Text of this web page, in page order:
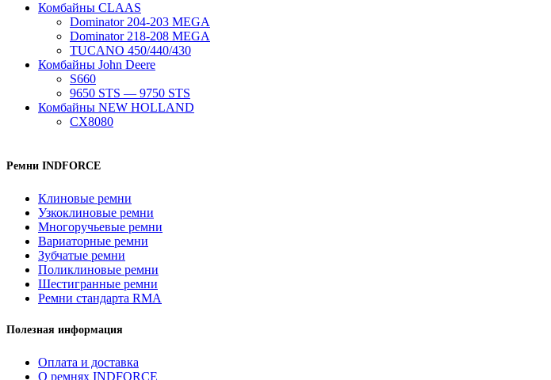
Комбайны CLAAS
Dominator 204-203 MEGA
Dominator 218-208 MEGA
TUCANO 450/440/430
Комбайны John Deere
S660
9650 STS — 9750 STS
Комбайны NEW HOLLAND
CX8080
Ремни INDFORCE
Клиновые ремни
Узкоклиновые ремни
Многоручьевые ремни
Вариаторные ремни
Зубчатые ремни
Поликлиновые ремни
Шестигранные ремни
Ремни стандарта RMA
Полезная информация
Оплата и доставка
О ремнях INDFORCE